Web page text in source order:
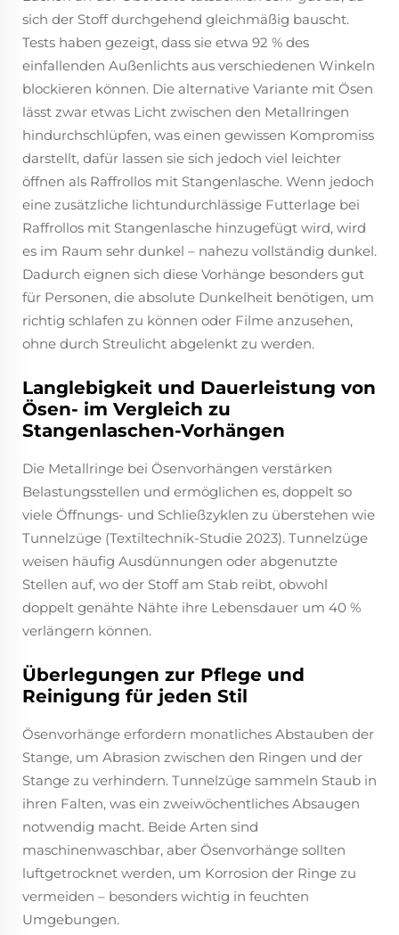
sich der Stoff durchgehend gleichmäßig bauscht.
Tests haben gezeigt, dass sie etwa 92 % des
einfallenden Außenlichts aus verschiedenen Winkeln
blockieren können. Die alternative Variante mit Ösen
lässt zwar etwas Licht zwischen den Metallringen
hindurchschlüpfen, was einen gewissen Kompromiss
darstellt, dafür lassen sie sich jedoch viel leichter
öffnen als Raffrollos mit Stangenlasche. Wenn jedoch
eine zusätzliche lichtundurchlässige Futterlage bei
Raffrollos mit Stangenlasche hinzugefügt wird, wird
es im Raum sehr dunkel – nahezu vollständig dunkel.
Dadurch eignen sich diese Vorhänge besonders gut
für Personen, die absolute Dunkelheit benötigen, um
richtig schlafen zu können oder Filme anzusehen,
ohne durch Streulicht abgelenkt zu werden.
Langlebigkeit und Dauerleistung von
Ösen- im Vergleich zu
Stangenlaschen-Vorhängen
Die Metallringe bei Ösenvorhängen verstärken
Belastungsstellen und ermöglichen es, doppelt so
viele Öffnungs- und Schließzyklen zu überstehen wie
Tunnelzüge (Textiltechnik-Studie 2023). Tunnelzüge
weisen häufig Ausdünnungen oder abgenutzte
Stellen auf, wo der Stoff am Stab reibt, obwohl
doppelt genähte Nähte ihre Lebensdauer um 40 %
verlängern können.
Überlegungen zur Pflege und
Reinigung für jeden Stil
Ösenvorhänge erfordern monatliches Abstauben der
Stange, um Abrasion zwischen den Ringen und der
Stange zu verhindern. Tunnelzüge sammeln Staub in
ihren Falten, was ein zweiwöchentliches Absaugen
notwendig macht. Beide Arten sind
maschinenwaschbar, aber Ösenvorhänge sollten
luftgetrocknet werden, um Korrosion der Ringe zu
vermeiden – besonders wichtig in feuchten
Umgebungen.